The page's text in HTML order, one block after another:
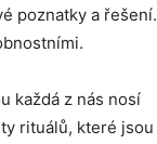
poznatky a řešení.
každá z nás nosí
rituálů, které jsou